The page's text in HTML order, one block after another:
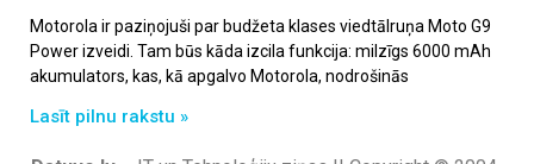
Motorola ir paziņojuši par budžeta klases viedtālruņa Moto G9
Power izveidi. Tam būs kāda izcila funkcija: milzīgs 6000 mAh
akumulators, kas, kā apgalvo Motorola, nodrošinās
Lasīt pilnu rakstu »